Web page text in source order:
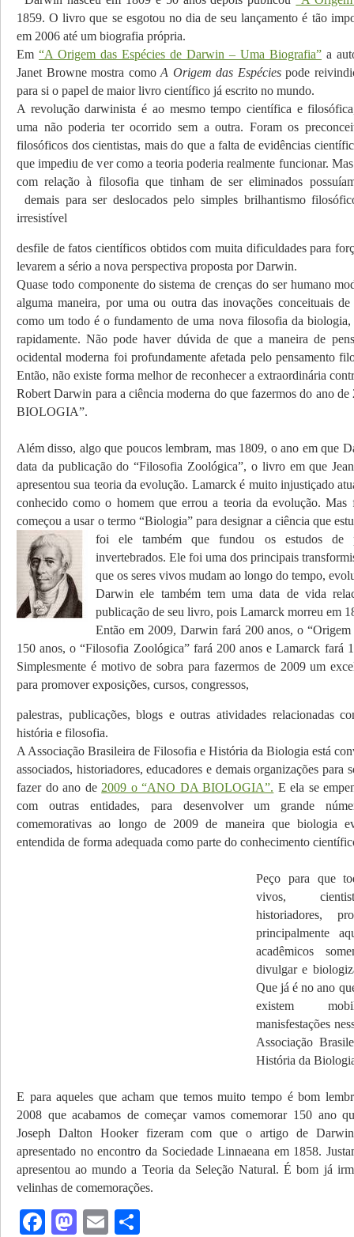
1859.O livro que se esgotou no dia de seu lançamento é tão
em 2006 até um biografia própria.
Em “A Origem das Espécies de Darwin – Uma Biografia” a
Janet Brownemostra comoA Origem das Espéciespode
para si o papel de maior livro científico já escrito no mundo.
A revolução darwinista é ao mesmo tempo científica e
uma não poderia ter ocorrido sem a outra. Foram os
filosóficos dos cientistas, mais do que a falta de evidências
que impediu de ver como a teoria poderia realmente funcionar.
com relação à filosofia que tinham de ser eliminados
demais para ser deslocados pelosimples brilhantismo
irresistível
desfile de fatos científicos obtidos com muita dificuldades para
levarem a sério a nova perspectiva proposta por Darwin.
Quase todo componente do sistema de crenças do ser humano
alguma maneira, por uma ou outra das inovações conceituais
como um todo é o fundamento de uma nova filosofia da biologia,
rapidamente. Não pode haver dúvida de que a maneira de
ocidental moderna foi profundamente afetada pelo pensamento
Então,não existe forma melhor de reconhecer a extraordinária
Robert Darwin para a ciência moderna do que fazermos do ano
BIOLOGIA”.
Além disso, algo que poucos lembram, mas 1809, o ano em que
data da publicação do “Filosofia Zoológica”, o livro em que
apresentou sua teoria da evolução. Lamarck é muito injustiçado
conhecido como o homem que errou a teoria da evolução. Mas
começou a usar o termo “Biologia” para designar a ciência que
foi ele também quefundou os estudos de
invertebrados. Ele foi uma dos principais
que os seres vivos mudam ao longo do tempo,
Darwin ele também tem uma data de vida
publicação de seu livro, pois Lamarck morreu em
Então em 2009, Darwin fará 200 anos, o “Origem
150 anos, o “Filosofia Zoológica” fará 200 anos e Lamarck fará
Simplesmente é motivo de sobra para fazermosde 2009 um
para promover exposições, cursos, congressos,
palestras, publicações, blogs e outras atividades relacionadas
história e filosofia.
A Associação Brasileira de Filosofia e História da Biologia está
associados, historiadores, educadores e demais organizações para
fazer do ano de 2009 o “ANO DA BIOLOGIA”. E ela se
com outras entidades, para desenvolver um grande
comemorativas ao longo de 2009 de maneira que biologia
entendida de forma adequada como parte do conhecimento
Peço para que
vivos,
historiadores,
principalmente
acadêmicos
divulgar e
Que já é no ano
existem
manisfestações
Associação
História da
E para aqueles que acham que temos muito tempo é bom
2008 que acabamos de começar vamos comemorar 150 ano
Joseph Dalton Hooker fizeram com que o artigo de
apresentado no encontro da Sociedade Linnaeana em 1858.
apresentou ao mundo a Teoria da Seleção Natural. É bom já
velinhas de comemorações.
Facebook
Mastodon
Email